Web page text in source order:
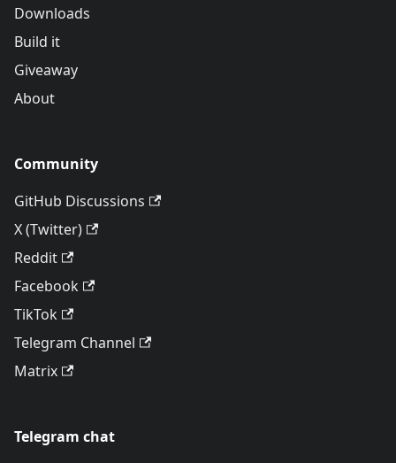
Downloads
Build it
Giveaway
About
Community
GitHub Discussions
X (Twitter)
Reddit
Facebook
TikTok
Telegram Channel
Matrix
Telegram chat